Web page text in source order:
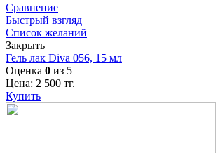
Сравнение
Быстрый взгляд
Список желаний
Закрыть
Гель лак Diva 056, 15 мл
Оценка 0 из 5
Цена: 2 500 тг.
Купить